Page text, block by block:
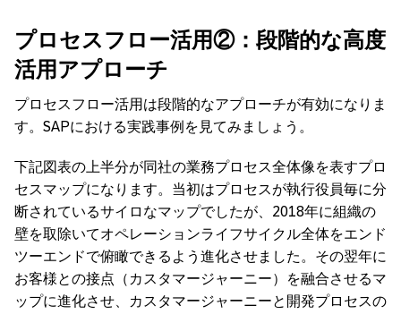
プロセスフロー活用②：段階的な高度
活用アプローチ
プロセスフロー活用は段階的なアプローチが有効になりま
す。SAPにおける実践事例を見てみましょう。
下記図表の上半分が同社の業務プロセス全体像を表すプロ
セスマップになります。当初はプロセスが執行役員毎に分
断されているサイロなマップでしたが、2018年に組織の
壁を取除いてオペレーションライフサイクル全体をエンド
ツーエンドで俯瞰できるよう進化させました。その翌年に
お客様との接点（カスタマージャーニー）を融合させるマ
ップに進化させ、カスタマージャーニーと開発プロセスの